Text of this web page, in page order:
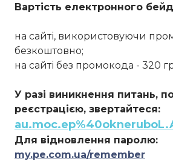
Вартість електронного
на сайті, використовуючи
безкоштовно;
на сайті без промокода - 320
У разі виникнення питань,
реєстрацією, звертайтеся:
Для відновлення паролю:
my.pe.com.ua/remember